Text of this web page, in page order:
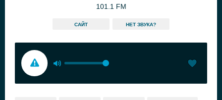
101.1 FM
САЙТ HЕТ ЗВУКА?